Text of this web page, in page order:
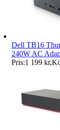
Dell TB16
240W AC
Pris:1 199 kr,